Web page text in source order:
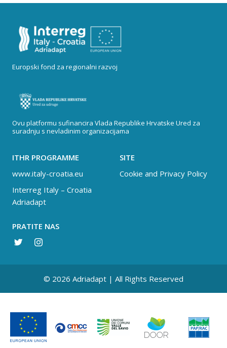
Europski fond za regionalni razvoj
Ovu platformu sufinancira Vlada Republike Hrvatske Ured za
suradnju s nevladinim organizacijama
ITHR PROGRAMME
www.italy-croatia.eu
Interreg Italy – Croatia
Adriadapt
SITE
Cookie and Privacy Policy
PRATITE NAS
© 2026 Adriadapt | All Rights Reserved